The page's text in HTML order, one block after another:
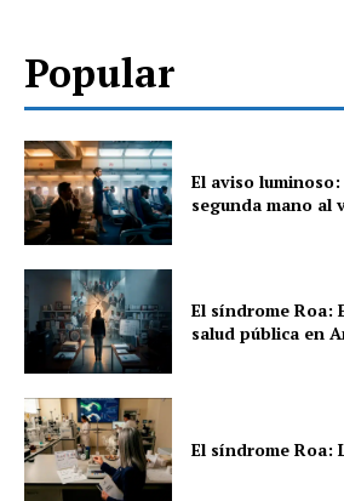
Popular
El aviso
segunda mano al
El síndrome Roa:
salud pública en
El síndrome Roa: